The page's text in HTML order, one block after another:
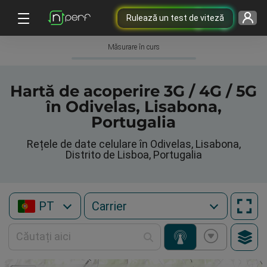
Rulează un test de viteză
Măsurare în curs
Hartă de acoperire 3G / 4G / 5G
în Odivelas, Lisabona,
Portugalia
Rețele de date celulare în Odivelas, Lisabona,
Distrito de Lisboa, Portugalia
PT